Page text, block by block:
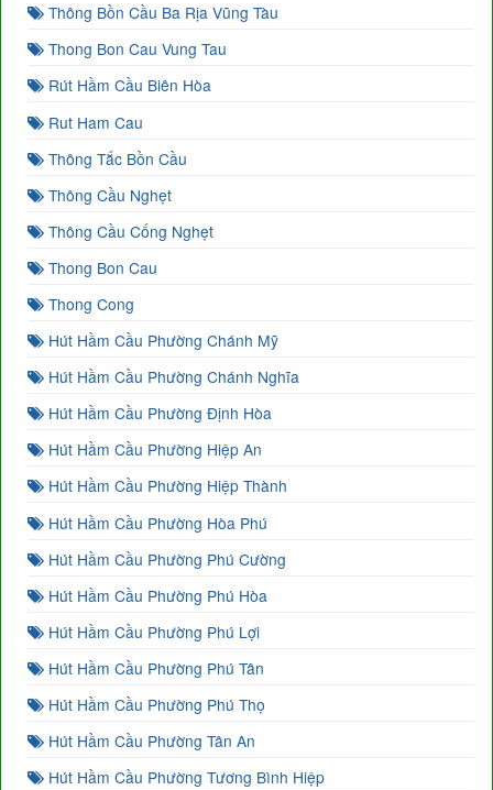
Thông Bồn Cầu Ba Rịa Vũng Tàu
Thong Bon Cau Vung Tau
Rút Hầm Cầu Biên Hòa
Rut Ham Cau
Thông Tắc Bồn Cầu
Thông Cầu Nghẹt
Thông Cầu Cống Nghẹt
Thong Bon Cau
Thong Cong
Hút Hầm Cầu Phường Chánh Mỹ
Hút Hầm Cầu Phường Chánh Nghĩa
Hút Hầm Cầu Phường Định Hòa
Hút Hầm Cầu Phường Hiệp An
Hút Hầm Cầu Phường Hiệp Thành
Hút Hầm Cầu Phường Hòa Phú
Hút Hầm Cầu Phường Phú Cường
Hút Hầm Cầu Phường Phú Hòa
Hút Hầm Cầu Phường Phú Lợi
Hút Hầm Cầu Phường Phú Tân
Hút Hầm Cầu Phường Phú Thọ
Hút Hầm Cầu Phường Tân An
Hút Hầm Cầu Phường Tương Bình Hiệp